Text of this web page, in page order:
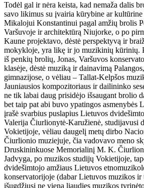
Todėl gal ir nėra keista, kad nemaža dalis
savo likimus su įvairia kūrybine ar
Mikalojui Konstantinui pagal amžių brolis
Varšuvoje ir architektūrą Niujorke, o po
Kaune projektavo, dėstė perspektyvą ir
mokykloje, yra likę ir jo muzikinių kūrinių.
iš penkių brolių, Jonas, Varšuvos
klasėje, dėstė muziką ir dainavimą
gimnazijose, o vėliau – Tallat-Kelpšos
Jauniausios kompozitoriaus ir dailininko
ne tik labai daug prisidėjo išsaugant brolio
bet taip pat abi buvo ypatingos asmenybės
įrašė svarbius puslapius Lietuvos
Valerija Čiurlionytė-Karužienė, studijavusi
Vokietijoje, vėliau daugelį metų dirbo
Čiurlionio muziejuje, čia vadovavo meno
Druskininkuose Memorialinį M. K.
Jadvyga, po muzikos studijų Vokietijoje,
dvidešimtojo amžiaus Lietuvos
konservatorijoje (dabar Lietuvos muzikos ir
išugdžiusi ne vieną liaudies muzikos